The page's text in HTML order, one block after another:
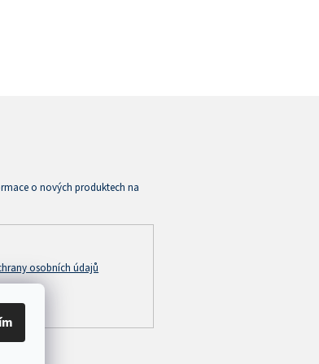
o nových produktech na
osobních údajů